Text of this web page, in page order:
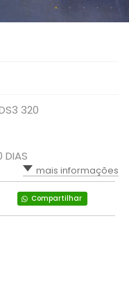
320
DIAS
mais informações
Compartilhar